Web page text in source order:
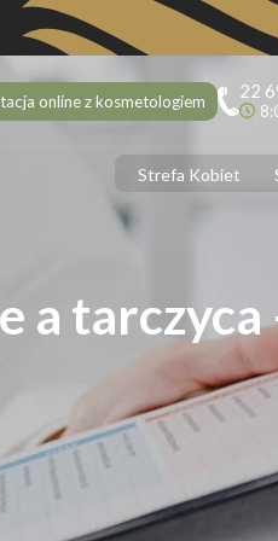
online z kosmetologiem 22
laserowa latem – tak czy nie?
usunąć włoski z twarzy? 5 najlepszych
laserowa jąder i penisa – zabieg
laserowa a opalenizna
ujędrnić skórę na brzuchu? Sprawdzone
Strefa Kobiet
a tarczyca